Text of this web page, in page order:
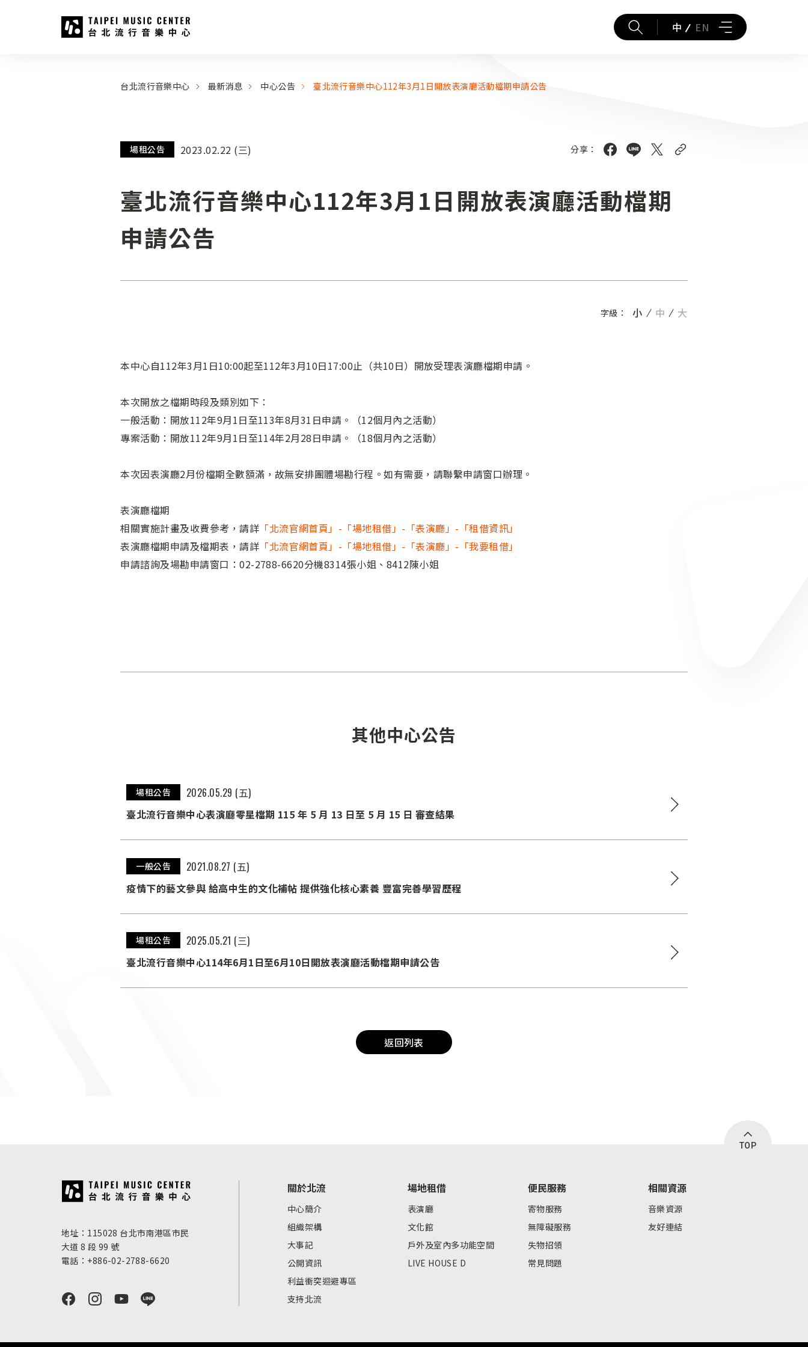
::: 中 EN
台北流行音樂中心 最新消息 中心公告 臺北流行音樂中心112年3月1日開放表演廳活動檔期申請公告
場租公告 2023.02.22 (三) 分享：
臺北流行音樂中心112年3月1日開放表演廳活動檔期
申請公告
字級： 小 中 大
本中心自112年3月1日10:00起至112年3月10日17:00止（共10日）開放受理表演廳檔期申請。
本次開放之檔期時段及類別如下：
一般活動：開放112年9月1日至113年8月31日申請。（12個月內之活動）
專案活動：開放112年9月1日至114年2月28日申請。（18個月內之活動）
本次因表演廳2月份檔期全數額滿，故無安排團體場勘行程。如有需要，請聯繫申請窗口辦理。
表演廳檔期
相關實施計畫及收費參考，請詳 「北流官網首頁」-「場地租借」-「表演廳」-「租借資訊」
表演廳檔期申請及檔期表，請詳 「北流官網首頁」-「場地租借」-「表演廳」-「我要租借」
申請諮詢及場勘申請窗口：02-2788-6620分機8314張小姐、8412陳小姐
其他中心公告
場租公告
2026.05.29 (五)
臺北流行音樂中心表演廳零星檔期 115 年 5 月 13 日至 5 月 15 日 審查結果
一般公告
2021.08.27 (五)
疫情下的藝文參與 給高中生的文化補帖 提供強化核心素養 豐富完善學習歷程
場租公告
2025.05.21 (三)
臺北流行音樂中心114年6月1日至6月10日開放表演廳活動檔期申請公告
返回列表
TOP
:::
地址：115028 台北市南港區市民
大道 8 段 99 號
電話：+886-02-2788-6620
關於北流
中心簡介
組織架構
大事記
公開資訊
利益衝突迴避專區
支持北流
場地租借
表演廳
文化館
戶外及室內多功能空間
LIVE HOUSE D
便民服務
寄物服務
無障礙服務
失物招領
常見問題
相關資源
音樂資源
友好連結